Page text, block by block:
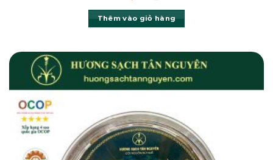
Thêm vào giỏ hàng